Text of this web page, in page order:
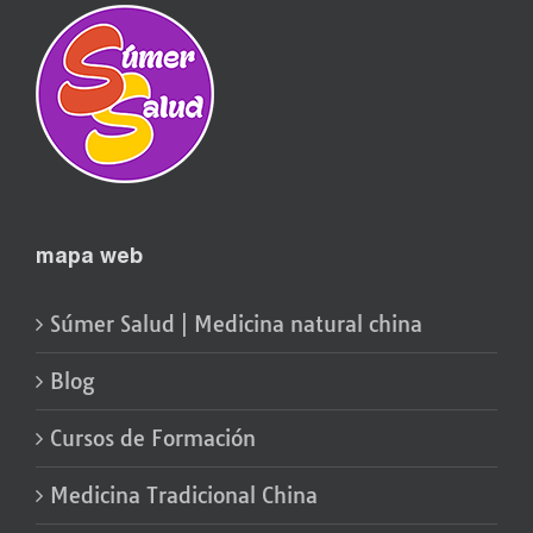
mapa web
Súmer Salud | Medicina natural china
Blog
Cursos de Formación
Medicina Tradicional China